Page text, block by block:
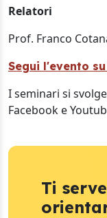
Relatori
Prof. Franco
Segui l'evento su
I seminari si
Facebook e
Ti